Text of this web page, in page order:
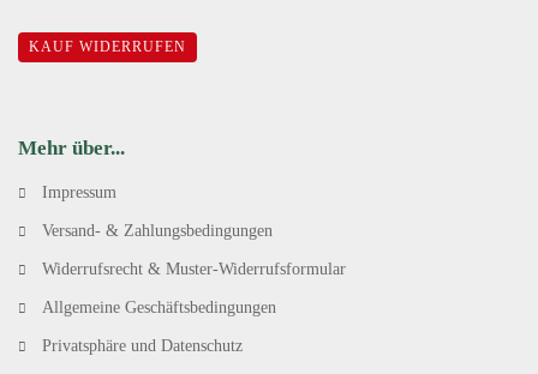
KAUF WIDERRUFEN
Mehr über...
Impressum
Versand- & Zahlungsbedingungen
Widerrufsrecht & Muster-Widerrufsformular
Allgemeine Geschäftsbedingungen
Privatsphäre und Datenschutz